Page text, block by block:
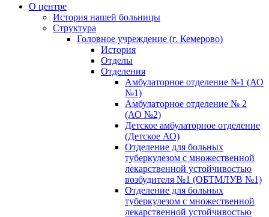
О центре
История нашей больницы
Структура
Головное учреждение (г. Кемерово)
История
Отделы
Отделения
Амбулаторное отделение №1 (АО
№1)
Амбулаторное отделение № 2
(АО №2)
Детское амбулаторное отделение
(Детское АО)
Отделение для больных
туберкулезом с множественной
лекарственной устойчивостью
возбудителя №1 (ОБТМЛУВ №1)
Отделение для больных
туберкулезом с множественной
лекарственной устойчивостью